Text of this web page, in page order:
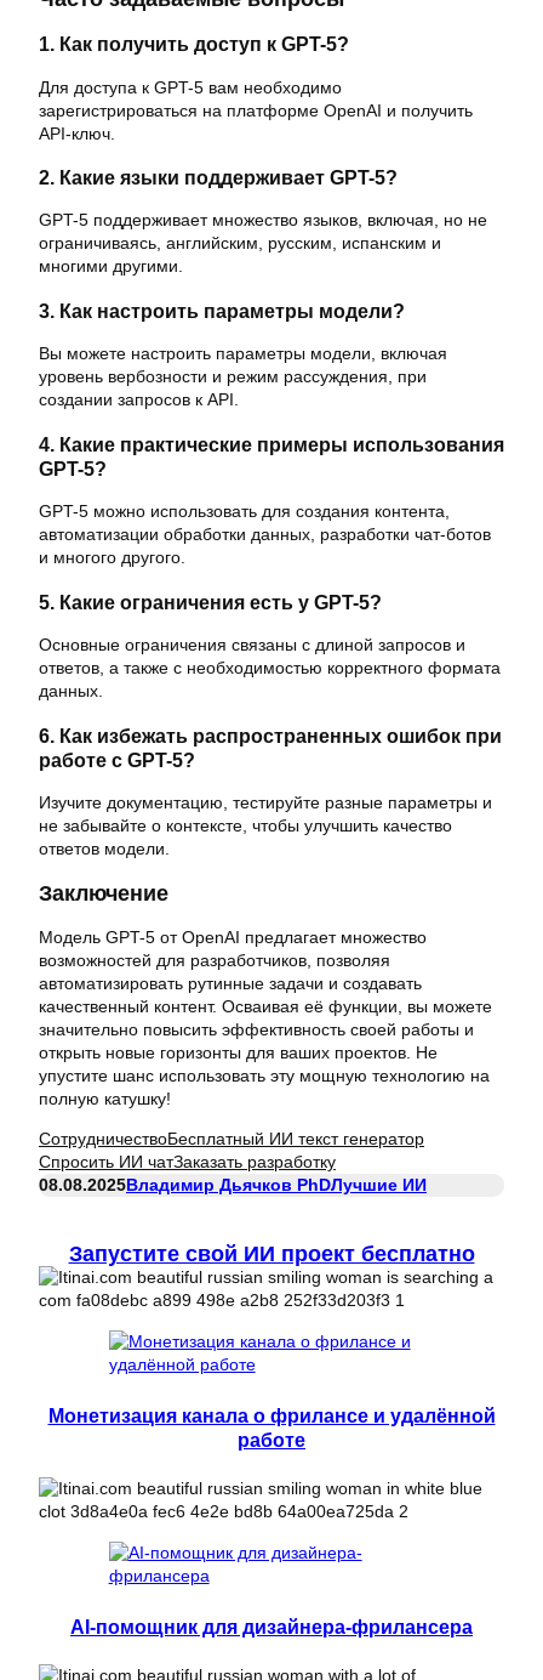
1. Как получить доступ к GPT-5?
Для доступа к GPT-5 вам необходимо
зарегистрироваться на платформе OpenAI и получить
API-ключ.
2. Какие языки поддерживает GPT-5?
GPT-5 поддерживает множество языков, включая, но не
ограничиваясь, английским, русским, испанским и
многими другими.
3. Как настроить параметры модели?
Вы можете настроить параметры модели, включая
уровень вербозности и режим рассуждения, при
создании запросов к API.
4. Какие практические примеры использования
GPT-5?
GPT-5 можно использовать для создания контента,
автоматизации обработки данных, разработки чат-ботов
и многого другого.
5. Какие ограничения есть у GPT-5?
Основные ограничения связаны с длиной запросов и
ответов, а также с необходимостью корректного формата
данных.
6. Как избежать распространенных ошибок при
работе с GPT-5?
Изучите документацию, тестируйте разные параметры и
не забывайте о контексте, чтобы улучшить качество
ответов модели.
Заключение
Модель GPT-5 от OpenAI предлагает множество
возможностей для разработчиков, позволяя
автоматизировать рутинные задачи и создавать
качественный контент. Осваивая её функции, вы можете
значительно повысить эффективность своей работы и
открыть новые горизонты для ваших проектов. Не
упустите шанс использовать эту мощную технологию на
полную катушку!
СотрудничествоБесплатный ИИ текст генератор
Спросить ИИ чатЗаказать разработку
08.08.2025Владимир Дьячков PhDЛучшие ИИ
Запустите свой ИИ проект бесплатно
Монетизация канала о фрилансе и удалённой
работе
AI-помощник для дизайнера-фрилансера